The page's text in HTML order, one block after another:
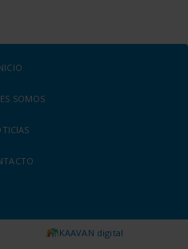
SOMOS
KAAVAN digital